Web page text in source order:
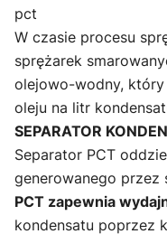
pct
W czasie procesu
sprężarek
olejowo-wodny,
oleju na litr
SEPARATOR
Separator PCT
generowanego przez
PCT zapewnia
kondensatu poprzez